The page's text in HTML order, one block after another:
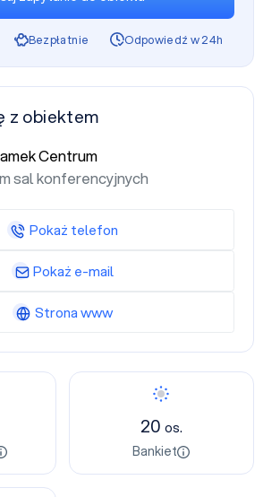
20 os.
Bankiet
Bezpłatnie Odpowiedź w 24h
z obiektem
Centrum
sal konferencyjnych
Pokaż telefon
Pokaż e-mail
Strona www